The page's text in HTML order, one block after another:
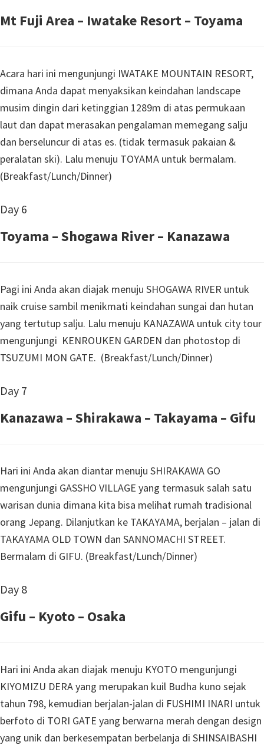
Mt Fuji Area – Iwatake Resort – Toyama
Acara hari ini mengunjungi IWATAKE MOUNTAIN RESORT,
dimana Anda dapat menyaksikan keindahan landscape
musim dingin dari ketinggian 1289m di atas permukaan
laut dan dapat merasakan pengalaman memegang salju
dan berseluncur di atas es. (tidak termasuk pakaian &
peralatan ski). Lalu menuju TOYAMA untuk bermalam.
(Breakfast/Lunch/Dinner)
Day 6
Toyama – Shogawa River – Kanazawa
Pagi ini Anda akan diajak menuju SHOGAWA RIVER untuk
naik cruise sambil menikmati keindahan sungai dan hutan
yang tertutup salju. Lalu menuju KANAZAWA untuk city tour
mengunjungi KENROUKEN GARDEN dan photostop di
TSUZUMI MON GATE. (Breakfast/Lunch/Dinner)
Day 7
Kanazawa – Shirakawa – Takayama – Gifu
Hari ini Anda akan diantar menuju SHIRAKAWA GO
mengunjungi GASSHO VILLAGE yang termasuk salah satu
warisan dunia dimana kita bisa melihat rumah tradisional
orang Jepang. Dilanjutkan ke TAKAYAMA, berjalan – jalan di
TAKAYAMA OLD TOWN dan SANNOMACHI STREET.
Bermalam di GIFU. (Breakfast/Lunch/Dinner)
Day 8
Gifu – Kyoto – Osaka
Hari ini Anda akan diajak menuju KYOTO mengunjungi
KIYOMIZU DERA yang merupakan kuil Budha kuno sejak
tahun 798, kemudian berjalan-jalan di FUSHIMI INARI untuk
berfoto di TORI GATE yang berwarna merah dengan design
yang unik dan berkesempatan berbelanja di SHINSAIBASHI